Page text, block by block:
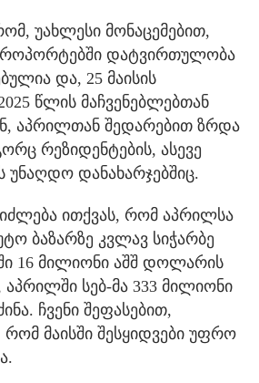
უახლესი მონაცემებით,
დატვირთულობა
და, 25 მაისის
წლის მაჩვენებლებთან
აპრილთან შედარებით ზრდა
რეზიდენტების, ასევე
უნაღდო დანახარჯებშიც.
ითქვას, რომ აპრილსა
ბაზარზე კვლავ სიჭარბე
16 მილიონი აშშ დოლარის
აპრილში სებ-მა 333 მილიონი
ჩვენი შეფასებით,
მაისში შესყიდვები უფრო